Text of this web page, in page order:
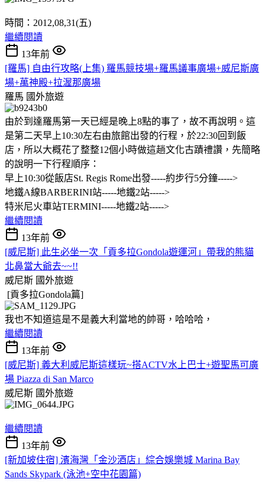
時間：2012,08,31(五)
繼續閱讀
13年前
[羅馬] 自由行攻略(上集) 羅馬競技場+羅馬議事廣場+威尼斯廣
場+萬神殿+拉渥那廣場
羅馬 國外旅遊
由於到達羅馬第一天已經是晚上8點的事了，故不再說明。這
是第二天早上10:30左右由旅館出發的行程，於22:30回到飯
店，所以大概花了整整12個小時做這趟文化古蹟禮讚，先簡略
的說明一下行程順序：
早上10:30從飯店St. Regis Rome出發-----約步行5分鐘----->
地鐵A線BARBERINI站-----地鐵2站----->
特米尼火車站TERMINI-----地鐵2站----->
繼續閱讀
13年前
[威尼斯] 此生必坐一次「貢多拉Gondola遊運河」帶我的熊貓
北鼻當大爺去~~!!
威尼斯 國外旅遊
[貢多拉Gondola篇]
我也不知道這是不是義大利當地的帥哥，哈哈哈，
繼續閱讀
13年前
[威尼斯] 義大利威尼斯這樣玩~搭ACTV水上巴士+遊聖馬可廣
場 Piazza di San Marco
威尼斯 國外旅遊
繼續閱讀
13年前
[新加坡住宿] 濱海灣「金沙酒店」綜合娛樂城 Marina Bay
Sands Skypark (泳池+空中花園篇)